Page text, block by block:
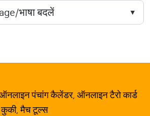
पंचांग कैलेंडर, ऑनलाइन टैरो कार्ड
कुकी, मैच टूल्स